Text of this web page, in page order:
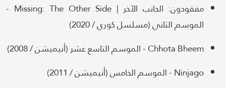
مفقودون: الجانب الآخر | Missing: The Other Side -
الموسم الثاني (مسلسل كوري / 2020)
Chhota Bheem - الموسم التاسع عشر (أنيميشن / 2008)
Ninjago - الموسم الخامس (أنيميشن / 2011)